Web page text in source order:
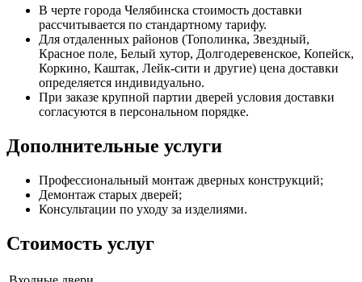
В черте города Челябинска стоимость доставки
рассчитывается по стандартному тарифу.
Для отдаленных районов (Тополинка, Звездный,
Красное поле, Белый хутор, Долгодеревенское, Копейск,
Коркино, Каштак, Лейк-сити и другие) цена доставки
определяется индивидуально.
При заказе крупной партии дверей условия доставки
согласуются в персональном порядке.
Дополнительные услуги
Профессиональный монтаж дверных конструкций;
Демонтаж старых дверей;
Консультации по уходу за изделиями.
Стоимость услуг